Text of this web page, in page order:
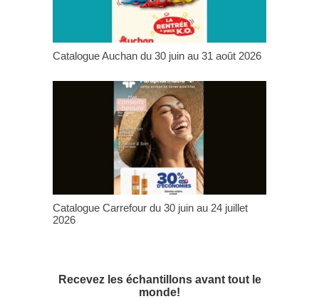
Catalogue Auchan du 30 juin au 31 août 2026
Catalogue Carrefour du 30 juin au 24 juillet
2026
Recevez les échantillons avant tout le
monde!